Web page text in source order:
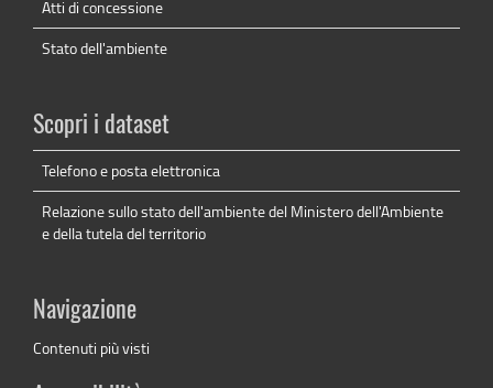
Atti di concessione
Stato dell'ambiente
Scopri i dataset
Telefono e posta elettronica
Relazione sullo stato dell'ambiente del Ministero dell'Ambiente
e della tutela del territorio
Navigazione
Contenuti più visti